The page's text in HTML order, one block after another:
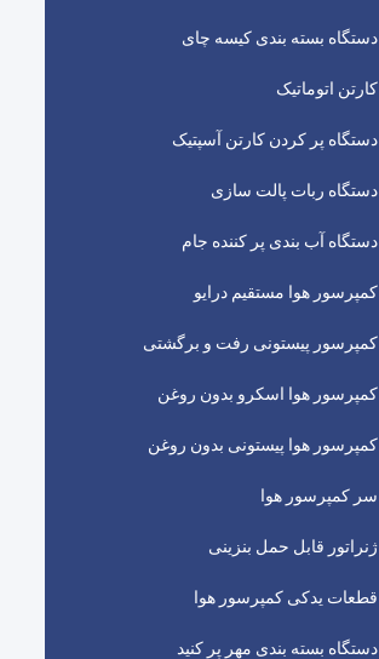
دستگاه بسته بندی کیسه چای
کارتن اتوماتیک
دستگاه پر کردن کارتن آسپتیک
دستگاه ربات پالت سازی
دستگاه آب بندی پر کننده جام
کمپرسور هوا مستقیم درایو
کمپرسور پیستونی رفت و برگشتی
کمپرسور هوا اسکرو بدون روغن
کمپرسور هوا پیستونی بدون روغن
سر کمپرسور هوا
ژنراتور قابل حمل بنزینی
قطعات یدکی کمپرسور هوا
دستگاه بسته بندی مهر پر کنید